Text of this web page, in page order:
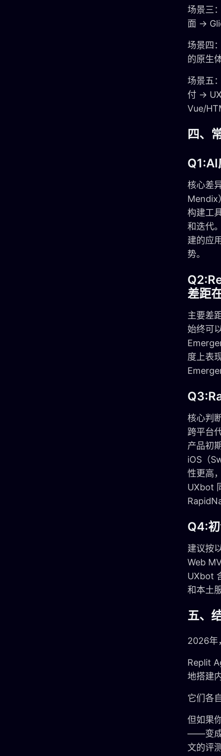
场景三
面 →
场景四
的原生
场景五
付 →
Vue/
四、
核心差
Mendix
构建工
和迭代
建的应
势。
差距
主要差
始终可
度上表
核心判
跨平台
产品初
iOS（
性更高
UXbot
Q4:
建议按
Web
UXbot
和本土
五、
2026年
Replit
地搭建
它们各
但如果
——变成
文的评